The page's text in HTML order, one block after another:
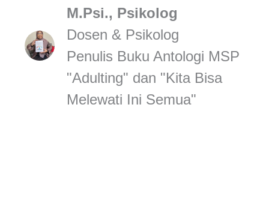
M.Psi., Psikolog
Dosen & Psikolog
Penulis Buku Antologi MSP
"Adulting" dan "Kita Bisa
Melewati Ini Semua"